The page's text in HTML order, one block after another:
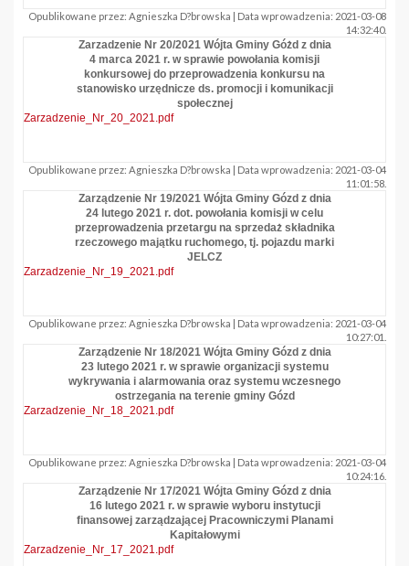
Opublikowane przez: Agnieszka D?browska | Data wprowadzenia: 2021-03-08
14:32:40.
Zarzadzenie Nr 20/2021 Wójta Gminy Góżd z dnia
4 marca 2021 r. w sprawie powołania komisji
konkursowej do przeprowadzenia konkursu na
stanowisko urzędnicze ds. promocji i komunikacji
społecznej
Zarzadzenie_Nr_20_2021.pdf
Opublikowane przez: Agnieszka D?browska | Data wprowadzenia: 2021-03-04
11:01:58.
Zarządzenie Nr 19/2021 Wójta Gminy Gózd z dnia
24 lutego 2021 r. dot. powołania komisji w celu
przeprowadzenia przetargu na sprzedaż składnika
rzeczowego majątku ruchomego, tj. pojazdu marki
JELCZ
Zarzadzenie_Nr_19_2021.pdf
Opublikowane przez: Agnieszka D?browska | Data wprowadzenia: 2021-03-04
10:27:01.
Zarządzenie Nr 18/2021 Wójta Gminy Gózd z dnia
23 lutego 2021 r. w sprawie organizacji systemu
wykrywania i alarmowania oraz systemu wczesnego
ostrzegania na terenie gminy Gózd
Zarzadzenie_Nr_18_2021.pdf
Opublikowane przez: Agnieszka D?browska | Data wprowadzenia: 2021-03-04
10:24:16.
Zarządzenie Nr 17/2021 Wójta Gminy Gózd z dnia
16 lutego 2021 r. w sprawie wyboru instytucji
finansowej zarządzającej Pracowniczymi Planami
Kapitałowymi
Zarzadzenie_Nr_17_2021.pdf